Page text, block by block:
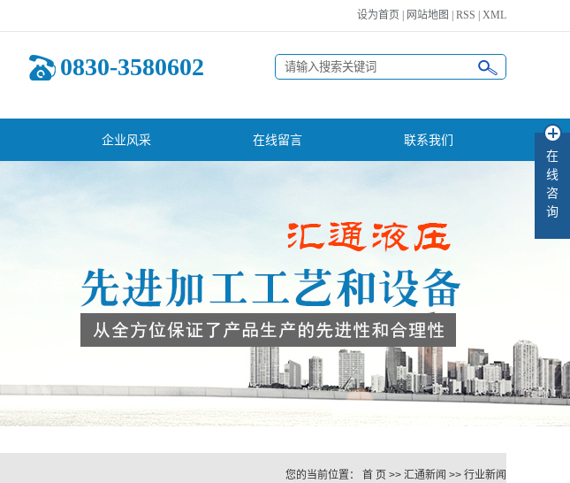
设为首页 网站地图 RSS XML
0830-3580602
企业风采 在线留言 联系我们
您的当前位置： 首 页 >> 汇通新闻 >> 行业新闻
在
线
咨
询